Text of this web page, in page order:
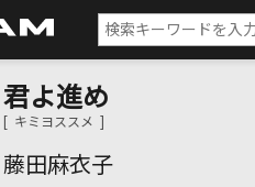
君よ進め
[ キミヨススメ ]
藤田麻衣子